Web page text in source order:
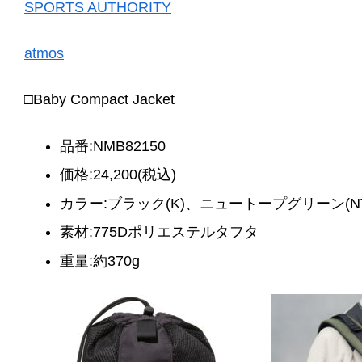
SPORTS AUTHORITY
atmos
□Baby Compact Jacket
品番:NMB82150
価格:24,200(税込)
カラー:ブラック(K)、ニュートープグリーン
素材:775Dポリエステルタフタ
重量:約370g